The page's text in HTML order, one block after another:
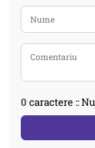
0 caractere ::